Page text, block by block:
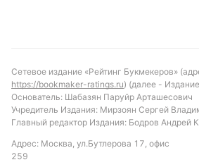
Сетевое издание «Рейтинг Букмекеров»
https://bookmaker-ratings.ru) (далее -
Основатель: Шабазян Паруйр Арташесович
Учредитель Издания: Мирзоян Сергей
Главный редактор Издания: Бодров Андрей
Адрес: Москва, ул.Бутлерова 17, офис
259